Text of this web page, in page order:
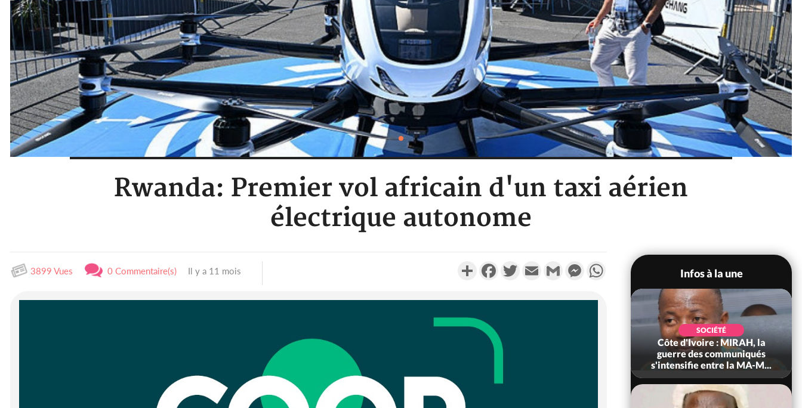
Rwanda: Premier vol africain d'un taxi aérien
électrique autonome
3899 Vues 0 Commentaire(s) Il y a 11 mois PartagerFacebookTwitterEmail Gmail MessengerWhatsApp
Infos à la une
Côte d'Ivoire : Man, deux
personnes périssent dans un
SOCIÉTÉ
Côte d'Ivoire : MIRAH, la
guerre des communiqués
s'intensifie entre la MA-M...